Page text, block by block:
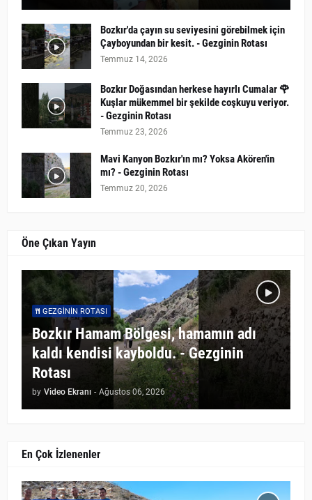
Bozkır'da çayın su seviyesini görebilmek için
Çayboyundan bir kesit. - Gezginin Rotası
Temmuz 14, 2026
Bozkır Doğasından herkese hayırlı Cumalar 🌹
Kuşlar mükemmel bir şekilde coşkuyu veriyor.
- Gezginin Rotası
Temmuz 23, 2026
Mavi Kanyon Bozkır'ın mı? Yoksa Akören'in
mı? - Gezginin Rotası
Temmuz 20, 2026
Öne Çıkan Yayın
GEZGININ ROTASI
Bozkır Hamam Bölgesi, hamamın adı
kaldı kendisi kayboldu. - Gezginin
Rotası
by Video Ekranı - Ağustos 06, 2026
En Çok İzlenenler